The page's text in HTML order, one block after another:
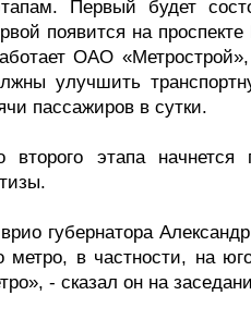
Первый будет
появится на
ОАО
улучшить
пассажиров в сутки.
второго этапа
губернатора
метро, в частности, на
- сказал он на